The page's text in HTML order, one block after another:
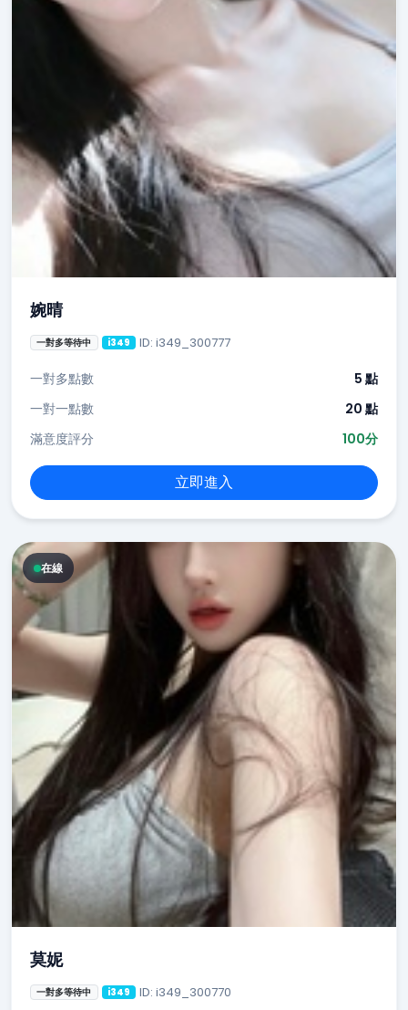
婉晴
一對多等待中 i349 ID: i349_300777
一對多點數
5 點
一對一點數
20 點
滿意度評分
100分
立即進入
在線
莫妮
一對多等待中 i349 ID: i349_300770